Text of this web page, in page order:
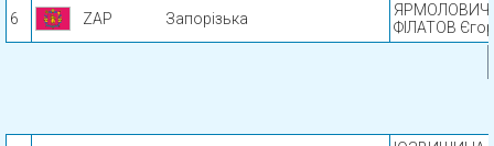
6 ZAP Запорізька
ЯРМОЛОВИЧ
ФІЛАТОВ Єгор